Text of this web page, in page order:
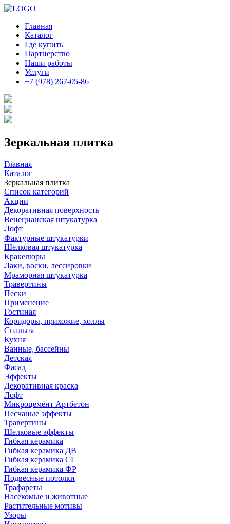
Главная
Каталог
Где купить
Партнерство
Наши работы
Услуги
+7 (978) 267-05-86
Зеркальная плитка
Главная
Каталог
Зеркальная плитка
Список категорий
Акции
Декоративная поверхность
Венецианская штукатурка
Лофт
Фактурные штукатурки
Шелковая штукатурка
Кракелюры
Лаки, воски, лессировки
Мраморная штукатурка
Травертины
Пески
Применение
Гостиная
Коридоры, прихожие, холлы
Спальня
Кухня
Ванные, бассейны
Детская
Фасад
Эффекты
Декоративная краска
Лофт
Микроцемент Артбетон
Песчаные эффекты
Травертины
Шелковые эффекты
Гибкая керамика
Гибкая керамика ДВ
Гибкая керамика СГ
Гибкая керамика ФР
Подвесные потолки
Трафареты
Насекомые и животные
Растительные мотивы
Узоры